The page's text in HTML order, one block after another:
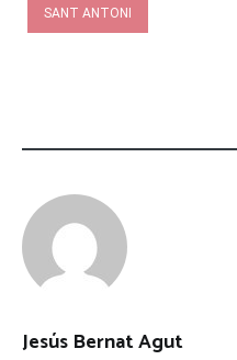
SANT ANTONI
Jesús Bernat Agut